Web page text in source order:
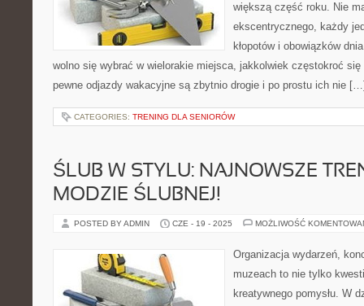
większą część roku. Nie
ekscentrycznego, każdy
kłopotów i obowiązków
wolno się wybrać w wielorakie miejsca, jakkolwiek częstokroć
pewne odjazdy wakacyjne są zbytnio drogie i po prostu ich nie
CATEGORIES: TRENING DLA SENIORÓW
ŚLUB W STYLU: NAJNOWSZE
MODZIE ŚLUBNEJ!
POSTED BY ADMIN CZE - 19 - 2025 MOŻLIWOŚĆ
Organizacja wydarzeń,
muzeach to nie tylko
kreatywnego pomysłu. W